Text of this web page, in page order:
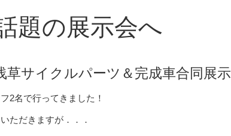
題の展示会へ
草サイクルパーツ＆完成車合同展
2名で行ってきました！
ただきますが．．．